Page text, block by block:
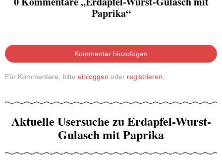
Paprika“
Kommentar hinzufügen
Für Kommentare, bitte einloggen oder registrieren.
Aktuelle Usersuche zu Erdapfel-Wurst-
Gulasch mit Paprika